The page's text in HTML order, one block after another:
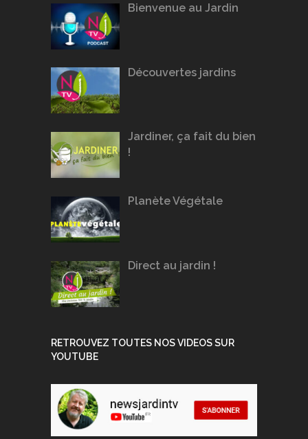
Bienvenue au Jardin
Découvertes jardins
Jardiner, ça fait du bien
!
Planète Végétale
Direct au jardin !
RETROUVEZ TOUTES NOS VIDEOS SUR
YOUTUBE